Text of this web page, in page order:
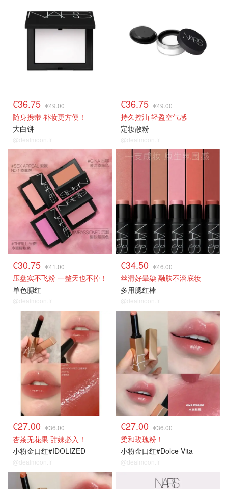
€36.75 €49.00
随身携带 补妆更方便！
大白饼
@dealmoon.fr
€36.75 €49.00
持久控油 轻盈空气感
定妆散粉
@dealmoon.fr
正价75折
€30.75 €41.00
压盘实不飞粉 一整天也不掉！
单色腮红
@dealmoon.fr
正价75折
€34.50 €46.00
丝滑好晕染 融肤不溶底妆
多用腮红棒
@dealmoon.fr
正价75折
€27.00 €36.00
杏茶无花果 甜妹必入！
小粉金口红#IDOLIZED
@dealmoon.fr
正价75折
€27.00 €36.00
柔和玫瑰粉！
小粉金口红#Dolce Vita
@dealmoon.fr
正价75折